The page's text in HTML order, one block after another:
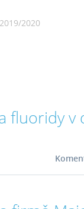
2019/2020
fluoridy v